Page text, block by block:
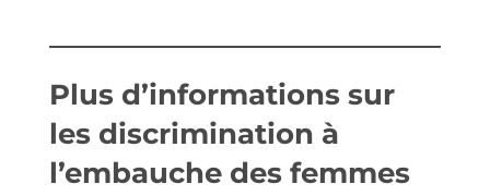
Plus d’informations sur
les discrimination à
l’embauche des femmes